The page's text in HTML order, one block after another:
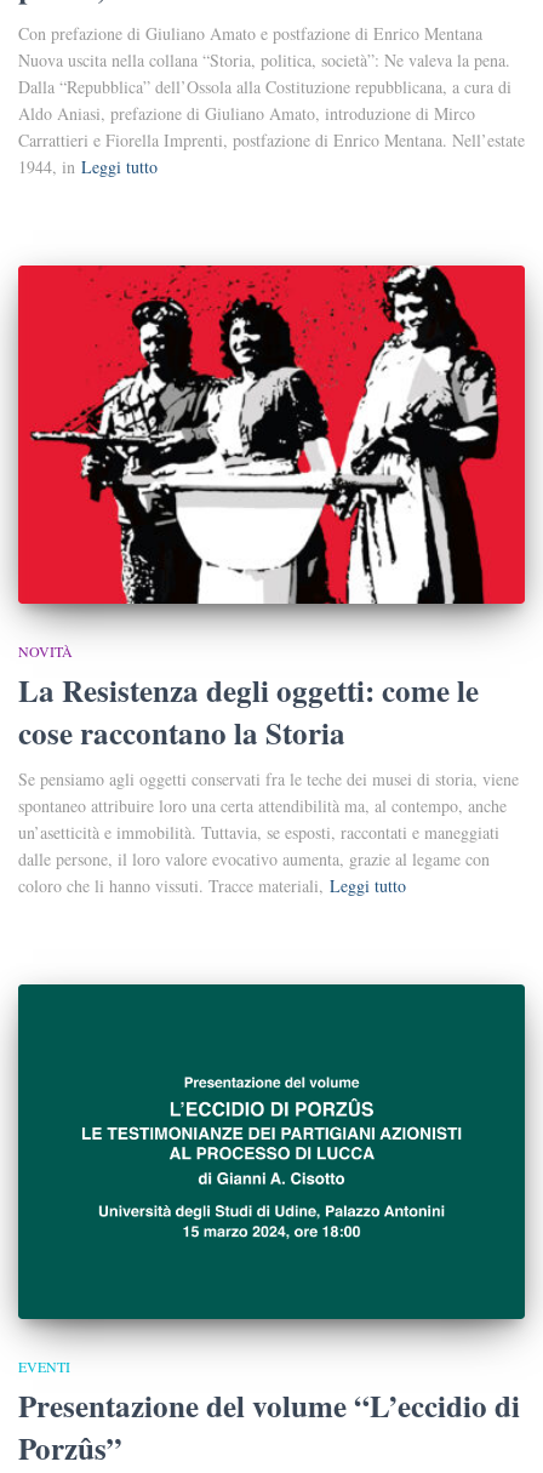
Con prefazione di Giuliano Amato e postfazione di Enrico Mentana
Nuova uscita nella collana “Storia, politica, società”: Ne valeva la pena.
Dalla “Repubblica” dell’Ossola alla Costituzione repubblicana, a cura di
Aldo Aniasi, prefazione di Giuliano Amato, introduzione di Mirco
Carrattieri e Fiorella Imprenti, postfazione di Enrico Mentana. Nell’estate
1944, in Leggi tutto
NOVITÀ
La Resistenza degli oggetti: come le
cose raccontano la Storia
Se pensiamo agli oggetti conservati fra le teche dei musei di storia, viene
spontaneo attribuire loro una certa attendibilità ma, al contempo, anche
un’asetticità e immobilità. Tuttavia, se esposti, raccontati e maneggiati
dalle persone, il loro valore evocativo aumenta, grazie al legame con
coloro che li hanno vissuti. Tracce materiali, Leggi tutto
EVENTI
Presentazione del volume “L’eccidio di
Porzûs”